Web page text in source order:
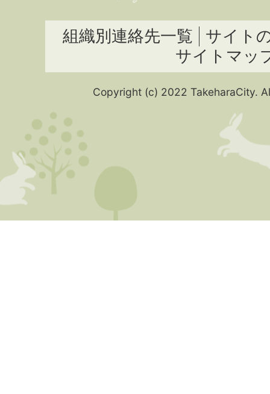
組織別連絡先一覧
サイト
サイトマッ
Copyright (c) 2022 TakeharaCity.